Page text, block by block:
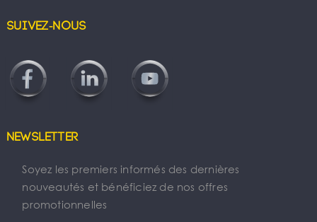
Suivez-nous
Newsletter
Soyez les premiers informés des dernières
nouveautés et bénéficiez de nos offres
promotionnelles